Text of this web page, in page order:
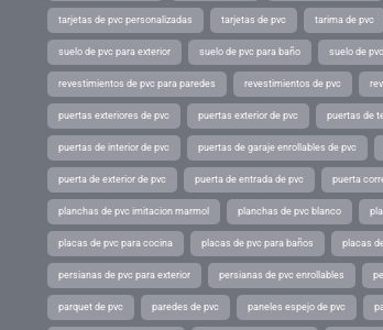
tarjetas de pvc personalizadas tarjetas de pvc tarima de pvc
suelo de pvc para exterior suelo de pvc para baño suelo de
revestimientos de pvc para paredes revestimientos de pvc
puertas exteriores de pvc puertas exterior de pvc puertas de
puertas de interior de pvc puertas de garaje enrollables de pvc
puerta de exterior de pvc puerta de entrada de pvc puerta
planchas de pvc imitacion marmol planchas de pvc blanco
placas de pvc para cocina placas de pvc para baños placas
persianas de pvc para exterior persianas de pvc enrollables
parquet de pvc paredes de pvc paneles espejo de pvc